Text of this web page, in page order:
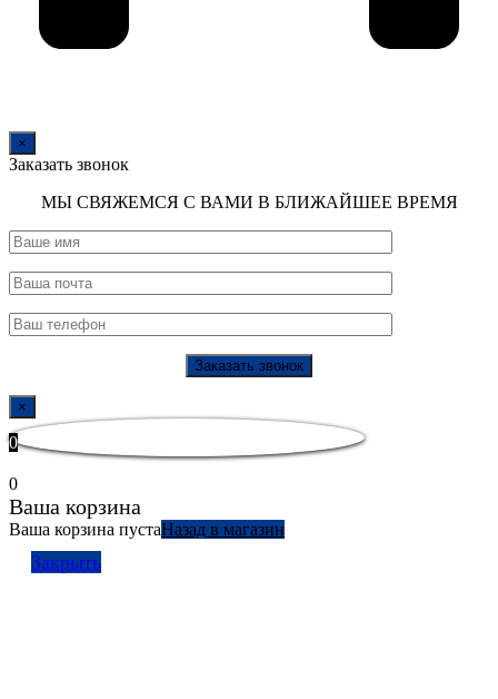
×
Заказать звонок
МЫ СВЯЖЕМСЯ С ВАМИ В БЛИЖАЙШЕЕ ВРЕМЯ
×
0
0
Ваша корзина
Ваша корзина пустаНазад в магазин
Закрыть